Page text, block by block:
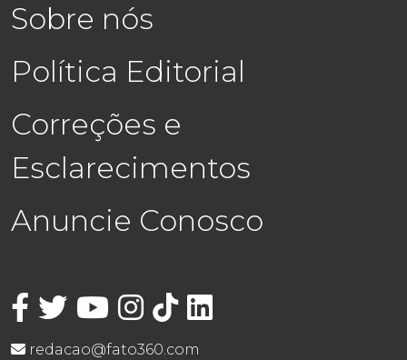
Sobre nós
Política Editorial
Correções e
Esclarecimentos
Anuncie Conosco
redacao@fato360.com